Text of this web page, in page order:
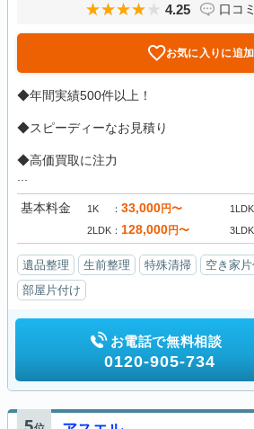
4.25 口コ
お気に入りに追加
◆年間実績500件以上！
◆スピーディーなお見積り
◆高価買取に注力
基本料金 1K 33,000円〜 1LDK
2LDK 128,000円〜 3LDK
遺品整理 生前整理 特殊清掃 空き家
部屋片付け
お電話で無料相談
0120-905-734